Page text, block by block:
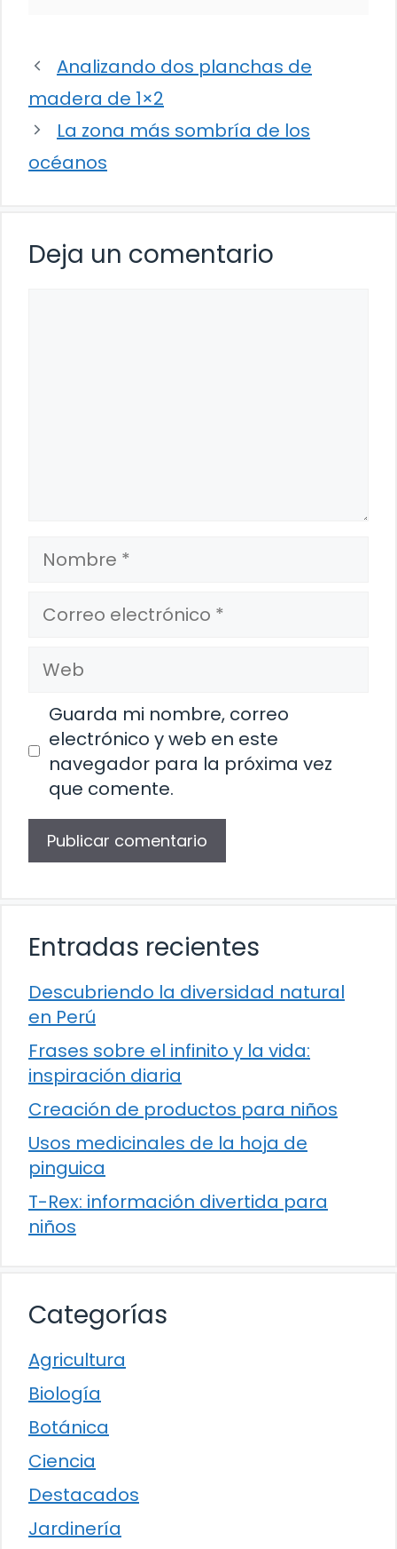
Analizando dos planchas de
madera de 1×2
La zona más sombría de los
océanos
Deja un comentario
Nombre
Correo
electrónico
Web
Guarda mi nombre, correo
electrónico y web en este
navegador para la próxima vez
que comente.
Entradas recientes
Descubriendo la diversidad natural
en Perú
Frases sobre el infinito y la vida:
inspiración diaria
Creación de productos para niños
Usos medicinales de la hoja de
pinguica
T-Rex: información divertida para
niños
Categorías
Agricultura
Biología
Botánica
Ciencia
Destacados
Jardinería